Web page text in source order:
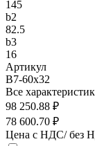
145
b2
82.5
b3
16
Артикул
B7-60x32
Все
98 250.88 ₽
78 600.70 ₽
Цена с НДС/ без